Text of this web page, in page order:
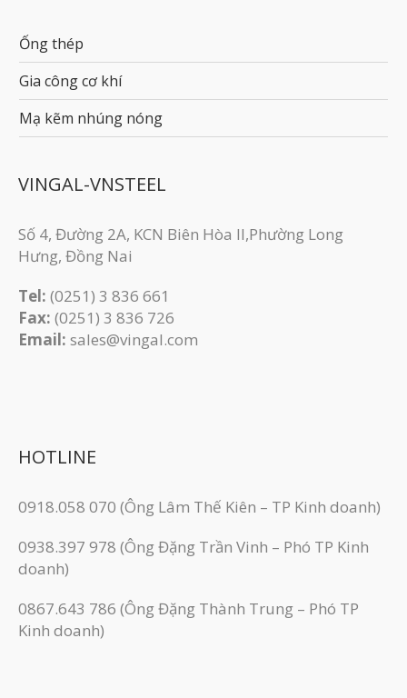
Ống thép
Gia công cơ khí
Mạ kẽm nhúng nóng
VINGAL-VNSTEEL
Số 4, Đường 2A, KCN Biên Hòa II,Phường Long
Hưng, Đồng Nai
Tel: (0251) 3 836 661
Fax: (0251) 3 83​6 726
Email: sales@vingal.com
HOTLINE
0918.058 070 (Ông Lâm Thế Kiên – TP Kinh doanh)
0938.397 978 (Ông Đặng Trần Vinh – Phó TP Kinh
doanh)
0867.643 786 (Ông Đặng Thành Trung – Phó TP
Kinh doanh)